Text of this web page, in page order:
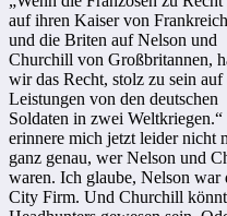
auf ihren Kaiser von
und die Briten auf Nelson und
Churchill von Großbritannen,
wir das Recht, stolz zu sein auf
Leistungen von den deutschen
Soldaten in zwei Weltkriegen.“
erinnere mich jetzt leider nicht
ganz genau, wer Nelson und
waren. Ich glaube, Nelson war
City Firm. Und Churchill